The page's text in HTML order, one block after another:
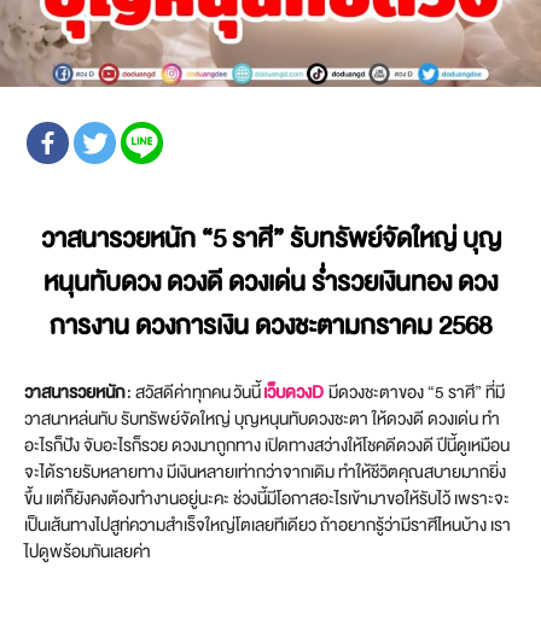
วาสนารวยหนัก“5 ราศี” รับทรัพย์จัดใหญ่ บุญ
หนุนทับดวง ดวงดี ดวงเด่น ร่ำรวยเงินทอง ดวง
การงาน ดวงการเงินดวงชะตามกราคม 2568
วาสนารวยหนัก: สวัสดีค่าทุกคน วันนี้เว็บดวงDมีดวงชะตาของ “5 ราศี” ที่มี
วาสนาหล่นทับ รับทรัพย์จัดใหญ่ บุญหนุนทับดวงชะตา ให้ดวงดี ดวงเด่น ทำ
อะไรก็ปัง จับอะไรก็รวย ดวงมาถูกทาง เปิดทางสว่างให้โชคดีดวงดี ปีนี้ดูเหมือน
จะได้รายรับหลายทาง มีเงินหลายเท่ากว่าจากเดิม ทำให้ชีวิตคุณสบายมากยิ่ง
ขึ้น แต่ก็ยังคงต้องทำงานอยู่นะคะ ช่วงนี้มีโอกาสอะไรเข้ามาขอให้รับไว้ เพราะจะ
เป็นเส้นทางไปสูท่ความสำเร็จใหญ่โตเลยทีเดียว ถ้าอยากรู้ว่ามีราศีไหนบ้าง เรา
ไปดูพร้อมกันเลยค่า